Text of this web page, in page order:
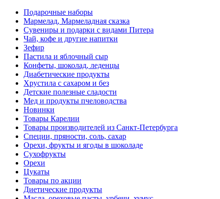
Подарочные наборы
Мармелад, Мармеладная сказка
Сувениры и подарки с видами Питера
Чай, кофе и другие напитки
Зефир
Пастила и яблочный сыр
Конфеты, шоколад, леденцы
Диабетические продукты
Хрустила с сахаром и без
Детские полезные сладости
Мед и продукты пчеловодства
Новинки
Товары Карелии
Товары производителей из Санкт-Петербурга
Специи, пряности, соль, сахар
Орехи, фрукты и ягоды в шоколаде
Сухофрукты
Орехи
Цукаты
Товары по акции
Диетические продукты